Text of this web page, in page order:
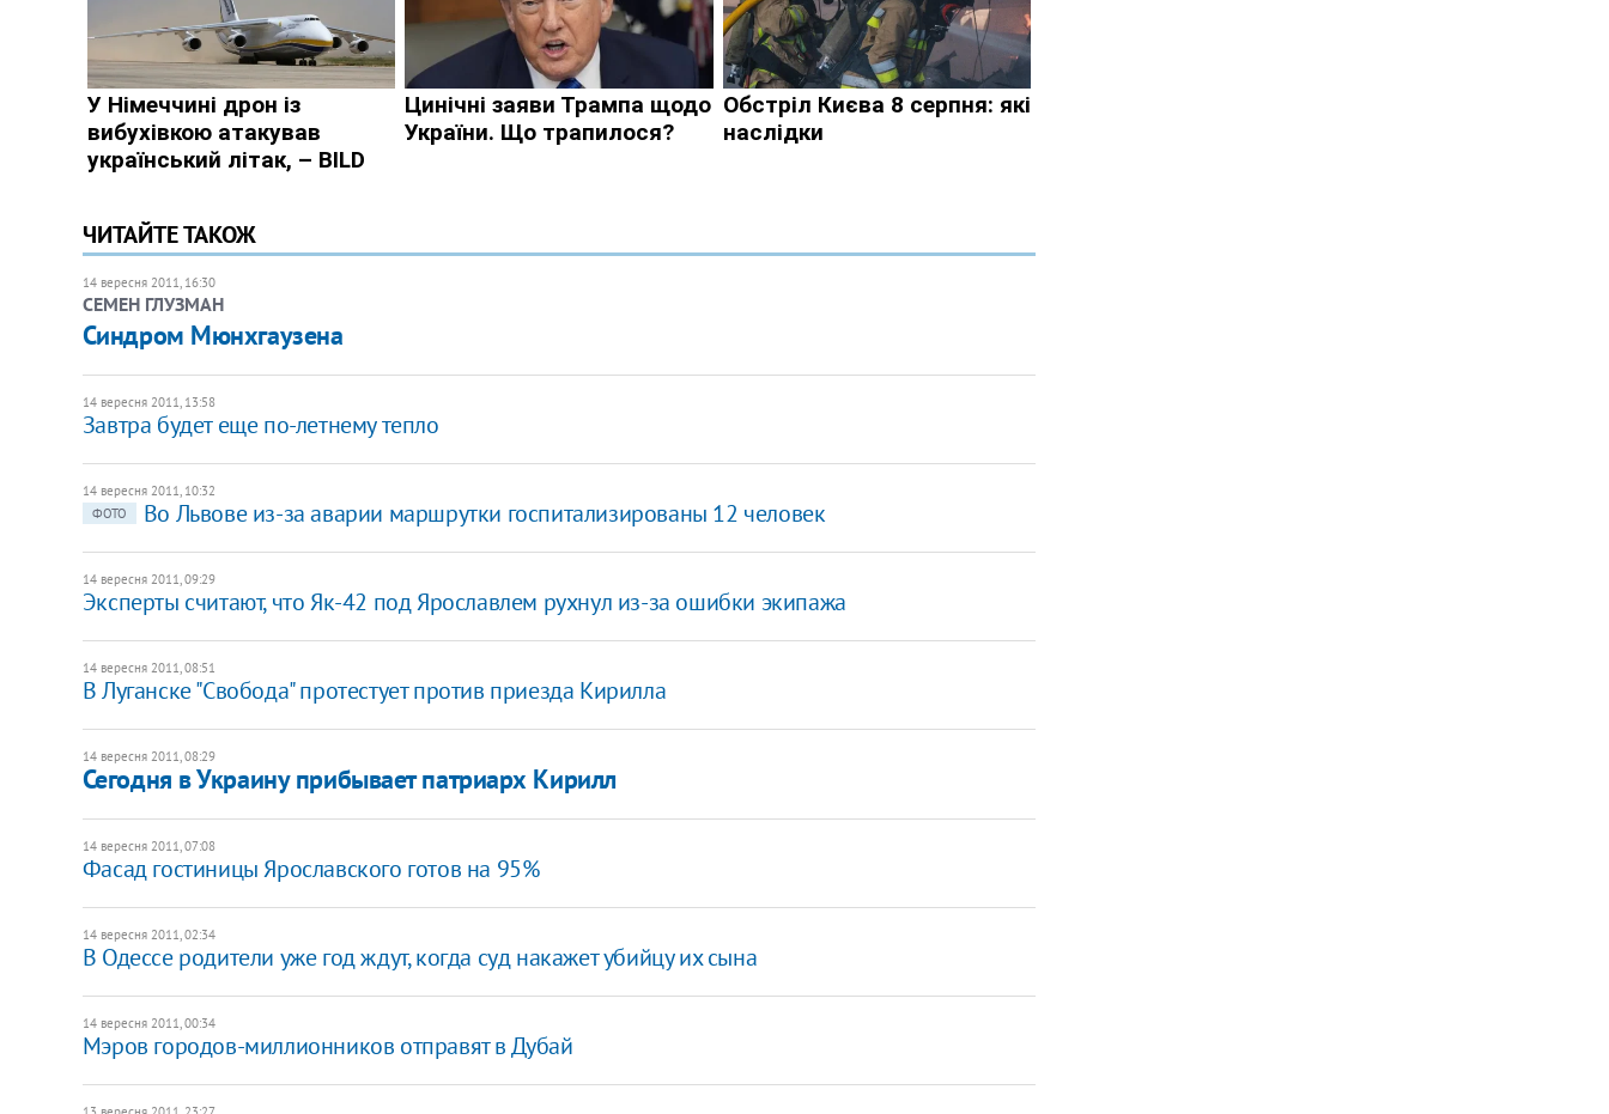
ЧИТАЙТЕ ТАКОЖ
14 вересня 2011, 16:30
СЕМЕН ГЛУЗМАН
Синдром Мюнхгаузена
14 вересня 2011, 13:58
​Завтра будет еще по-летнему тепло
14 вересня 2011, 10:32
ФОТО
Во Львове из-за аварии маршрутки госпитализированы 12 человек
14 вересня 2011, 09:29
Эксперты считают, что Як-42 под Ярославлем рухнул из-за ошибки экипажа
14 вересня 2011, 08:51
В Луганске "Свобода" протестует против приезда Кирилла
14 вересня 2011, 08:29
Сегодня в Украину прибывает патриарх Кирилл
14 вересня 2011, 07:08
Фасад гостиницы Ярославского готов на 95%
14 вересня 2011, 02:34
В Одессе родители уже год ждут, когда суд накажет убийцу их сына
14 вересня 2011, 00:34
Мэров городов-миллионников отправят в Дубай